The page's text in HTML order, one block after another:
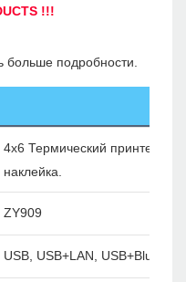
4x6 Термический принтер
наклейка.
ZY909
USB, USB+LAN,